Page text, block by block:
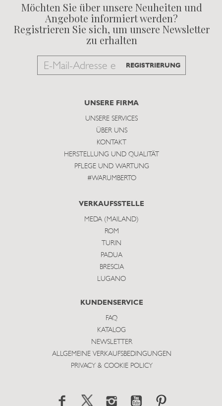
Möchten Sie über unsere Neuheiten und
Angebote informiert werden?
Registrieren Sie sich, um unsere Newsletter
zu erhalten
Email
subscribe
REGISTRIERUNG
UNSERE FIRMA
UNSERE SERVICES
ÜBER UNS
KONTAKT
HERSTELLUNG UND QUALITÄT
PFLEGE UND WARTUNG
#WARUMBERTO
VERKAUFSSTELLE
MEDA (MAILAND)
ROM
TURIN
PADUA
BRESCIA
LUGANO
KUNDENSERVICE
FAQ
KATALOG
NEWSLETTER
ALLGEMEINE VERKAUFSBEDINGUNGEN
PRIVACY & COOKIE POLICY